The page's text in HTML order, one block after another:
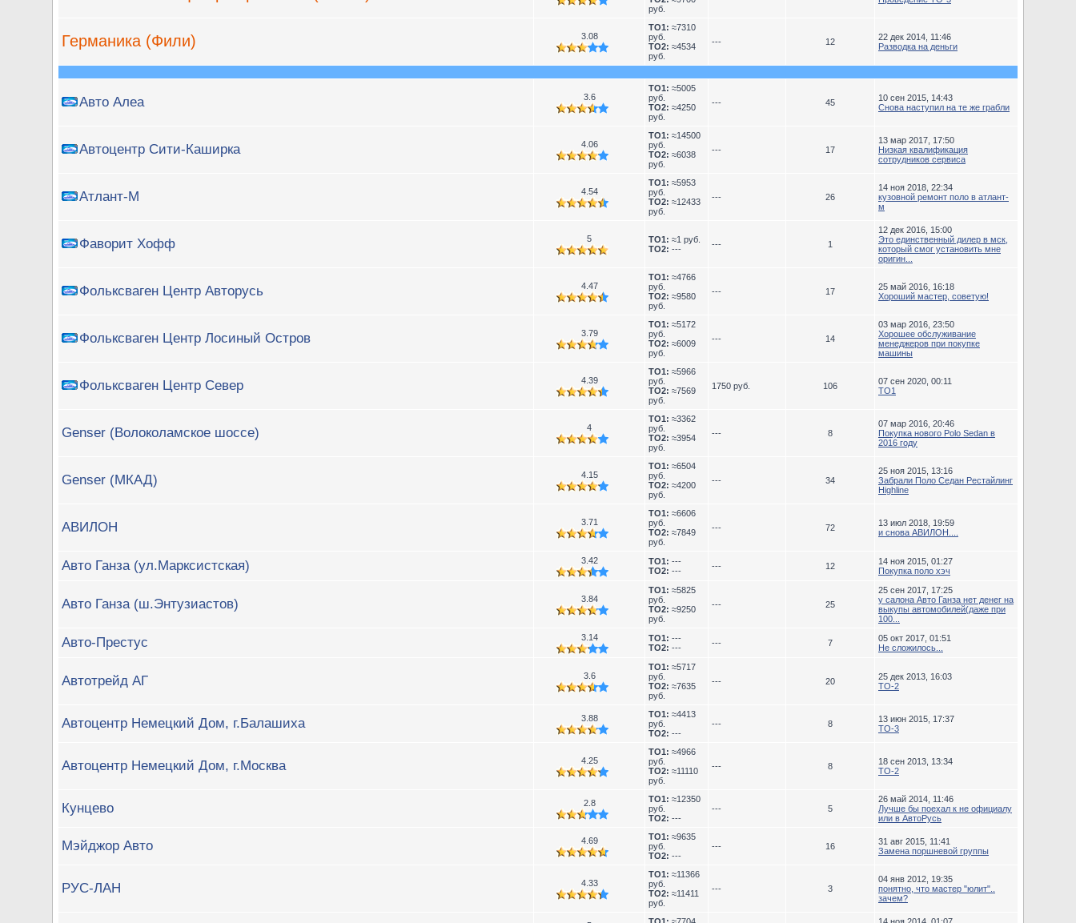
руб.
Германика (Фили) 3.08
TO1: ≈7310
руб.
TO2: ≈4534
руб.
--- 12
22 дек 2014, 11:46
Разводка на деньги
Авто Алеа 3.6
TO1: ≈5005
руб.
TO2: ≈4250
руб.
--- 45
10 сен 2015, 14:43
Снова наступил на те же грабли
Автоцентр Сити-Каширка 4.06
TO1: ≈14500
руб.
TO2: ≈6038
руб.
--- 17
13 мар 2017, 17:50
Низкая квалификация
сотрудников сервиса
Атлант-М 4.54
TO1: ≈5953
руб.
TO2: ≈12433
руб.
--- 26
14 ноя 2018, 22:34
кузовной ремонт поло в атлант-
м
Фаворит Хофф 5 TO1: ≈1 руб.
TO2: --- --- 1
12 дек 2016, 15:00
Это единственный дилер в мск,
который смог установить мне
оригин...
Фольксваген Центр Авторусь 4.47
TO1: ≈4766
руб.
TO2: ≈9580
руб.
--- 17
25 май 2016, 16:18
Хороший мастер, советую!
Фольксваген Центр Лосиный Остров 3.79
TO1: ≈5172
руб.
TO2: ≈6009
руб.
--- 14
03 мар 2016, 23:50
Хорошее обслуживание
менеджеров при покупке
машины
Фольксваген Центр Север 4.39
TO1: ≈5966
руб.
TO2: ≈7569
руб.
1750 руб. 106
07 сен 2020, 00:11
ТО1
Genser (Волоколамское шоссе) 4
TO1: ≈3362
руб.
TO2: ≈3954
руб.
--- 8
07 мар 2016, 20:46
Покупка нового Polo Sedan в
2016 году
Genser (МКАД) 4.15
TO1: ≈6504
руб.
TO2: ≈4200
руб.
--- 34
25 ноя 2015, 13:16
Забрали Поло Седан Рестайлинг
Highline
АВИЛОН 3.71
TO1: ≈6606
руб.
TO2: ≈7849
руб.
--- 72
13 июл 2018, 19:59
и снова АВИЛОН....
Авто Ганза (ул.Марксистская) 3.42 TO1: ---
TO2: --- --- 12
14 ноя 2015, 01:27
Покупка поло хэч
Авто Ганза (ш.Энтузиастов) 3.84
TO1: ≈5825
руб.
TO2: ≈9250
руб.
--- 25
25 сен 2017, 17:25
у салона Авто Ганза нет денег на
выкупы автомобилей(даже при
100...
Авто-Престус 3.14 TO1: ---
TO2: --- --- 7
05 окт 2017, 01:51
Не сложилось...
Автотрейд АГ 3.6
TO1: ≈5717
руб.
TO2: ≈7635
руб.
--- 20
25 дек 2013, 16:03
ТО-2
Автоцентр Немецкий Дом, г.Балашиха 3.88 TO1: ≈4413
руб.
TO2: ---
--- 8
13 июн 2015, 17:37
ТО-3
Автоцентр Немецкий Дом, г.Москва 4.25
TO1: ≈4966
руб.
TO2: ≈11110
руб.
--- 8
18 сен 2013, 13:34
TO-2
Кунцево 2.8 TO1: ≈12350
руб.
TO2: ---
--- 5
26 май 2014, 11:46
Лучше бы поехал к не официалу
или в АвтоРусь
Мэйджор Авто 4.69 TO1: ≈9635
руб.
TO2: ---
--- 16
31 авг 2015, 11:41
Замена поршневой группы
РУС-ЛАН 4.33
TO1: ≈11366
руб.
TO2: ≈11411
руб.
--- 3
04 янв 2012, 19:35
понятно, что мастер "юлит"..
зачем?